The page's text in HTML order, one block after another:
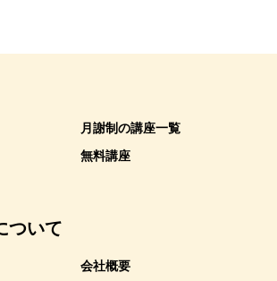
月謝制の講座一覧
無料講座
ついて
会社概要